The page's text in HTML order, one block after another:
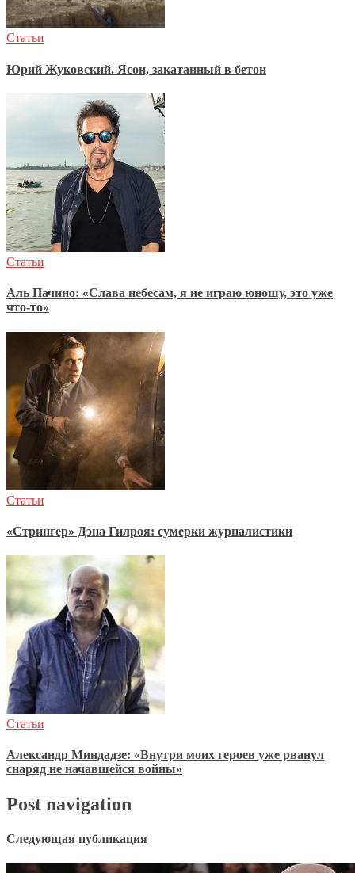
Статьи
Юрий Жуковский. Ясон, закатанный в бетон
Статьи
Аль Пачино: «Слава небесам, я не играю юношу, это уже
что-то»
Статьи
«Стрингер» Дэна Гилроя: сумерки журналистики
Статьи
Александр Миндадзе: «Внутри моих героев уже рванул
снаряд не начавшейся войны»
Post navigation
Следующая публикация